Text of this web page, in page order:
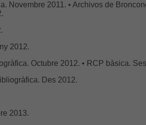
Novembre 2011. • Archivos de
2012.
Octubre 2012. • RCP bàsica.
Des 2012.
2013.